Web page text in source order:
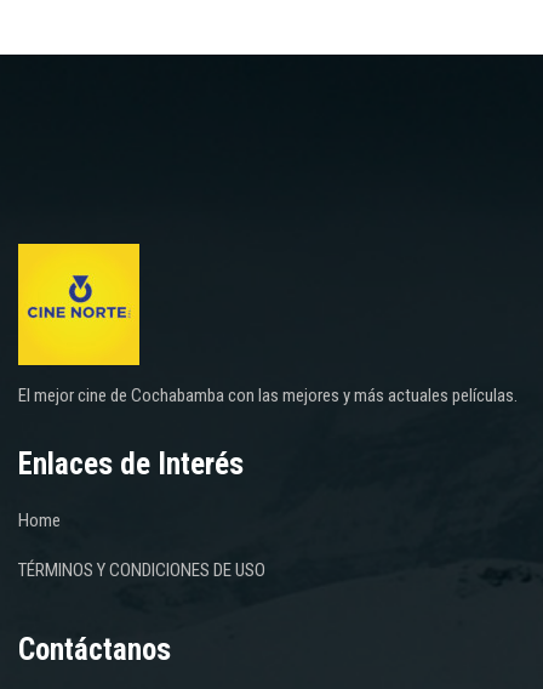
El mejor cine de Cochabamba con las mejores y más actuales películas.
Enlaces de Interés
Home
TÉRMINOS Y CONDICIONES DE USO
Contáctanos